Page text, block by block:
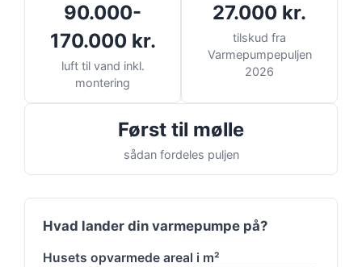
90.000-
170.000 kr.
luft til vand inkl.
montering
27.000 kr.
tilskud fra
Varmepumpepuljen
2026
Først til mølle
sådan fordeles puljen
Hvad lander din varmepumpe på?
Husets opvarmede areal i m²